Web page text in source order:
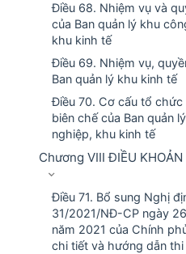
Điều 68. Nhiệm vụ và
của Ban quản lý khu
khu kinh tế
Điều 69. Nhiệm vụ,
Ban quản lý khu kinh tế
Điều 70. Cơ cấu tổ chức
biên chế của Ban quản
nghiệp, khu kinh tế
Chương VIII ĐIỀU KHOẢN
Điều 71. Bổ sung Nghị
31/2021/NĐ-CP ngày
năm 2021 của Chính
chi tiết và hướng dẫn